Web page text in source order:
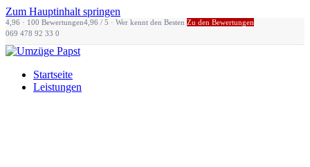
Zum Hauptinhalt springen
4,96 · 100 Bewertungen4,96 / 5 · Wer kennt den Besten Zu den Bewertungen
069 478 92 33 0
Startseite
Leistungen